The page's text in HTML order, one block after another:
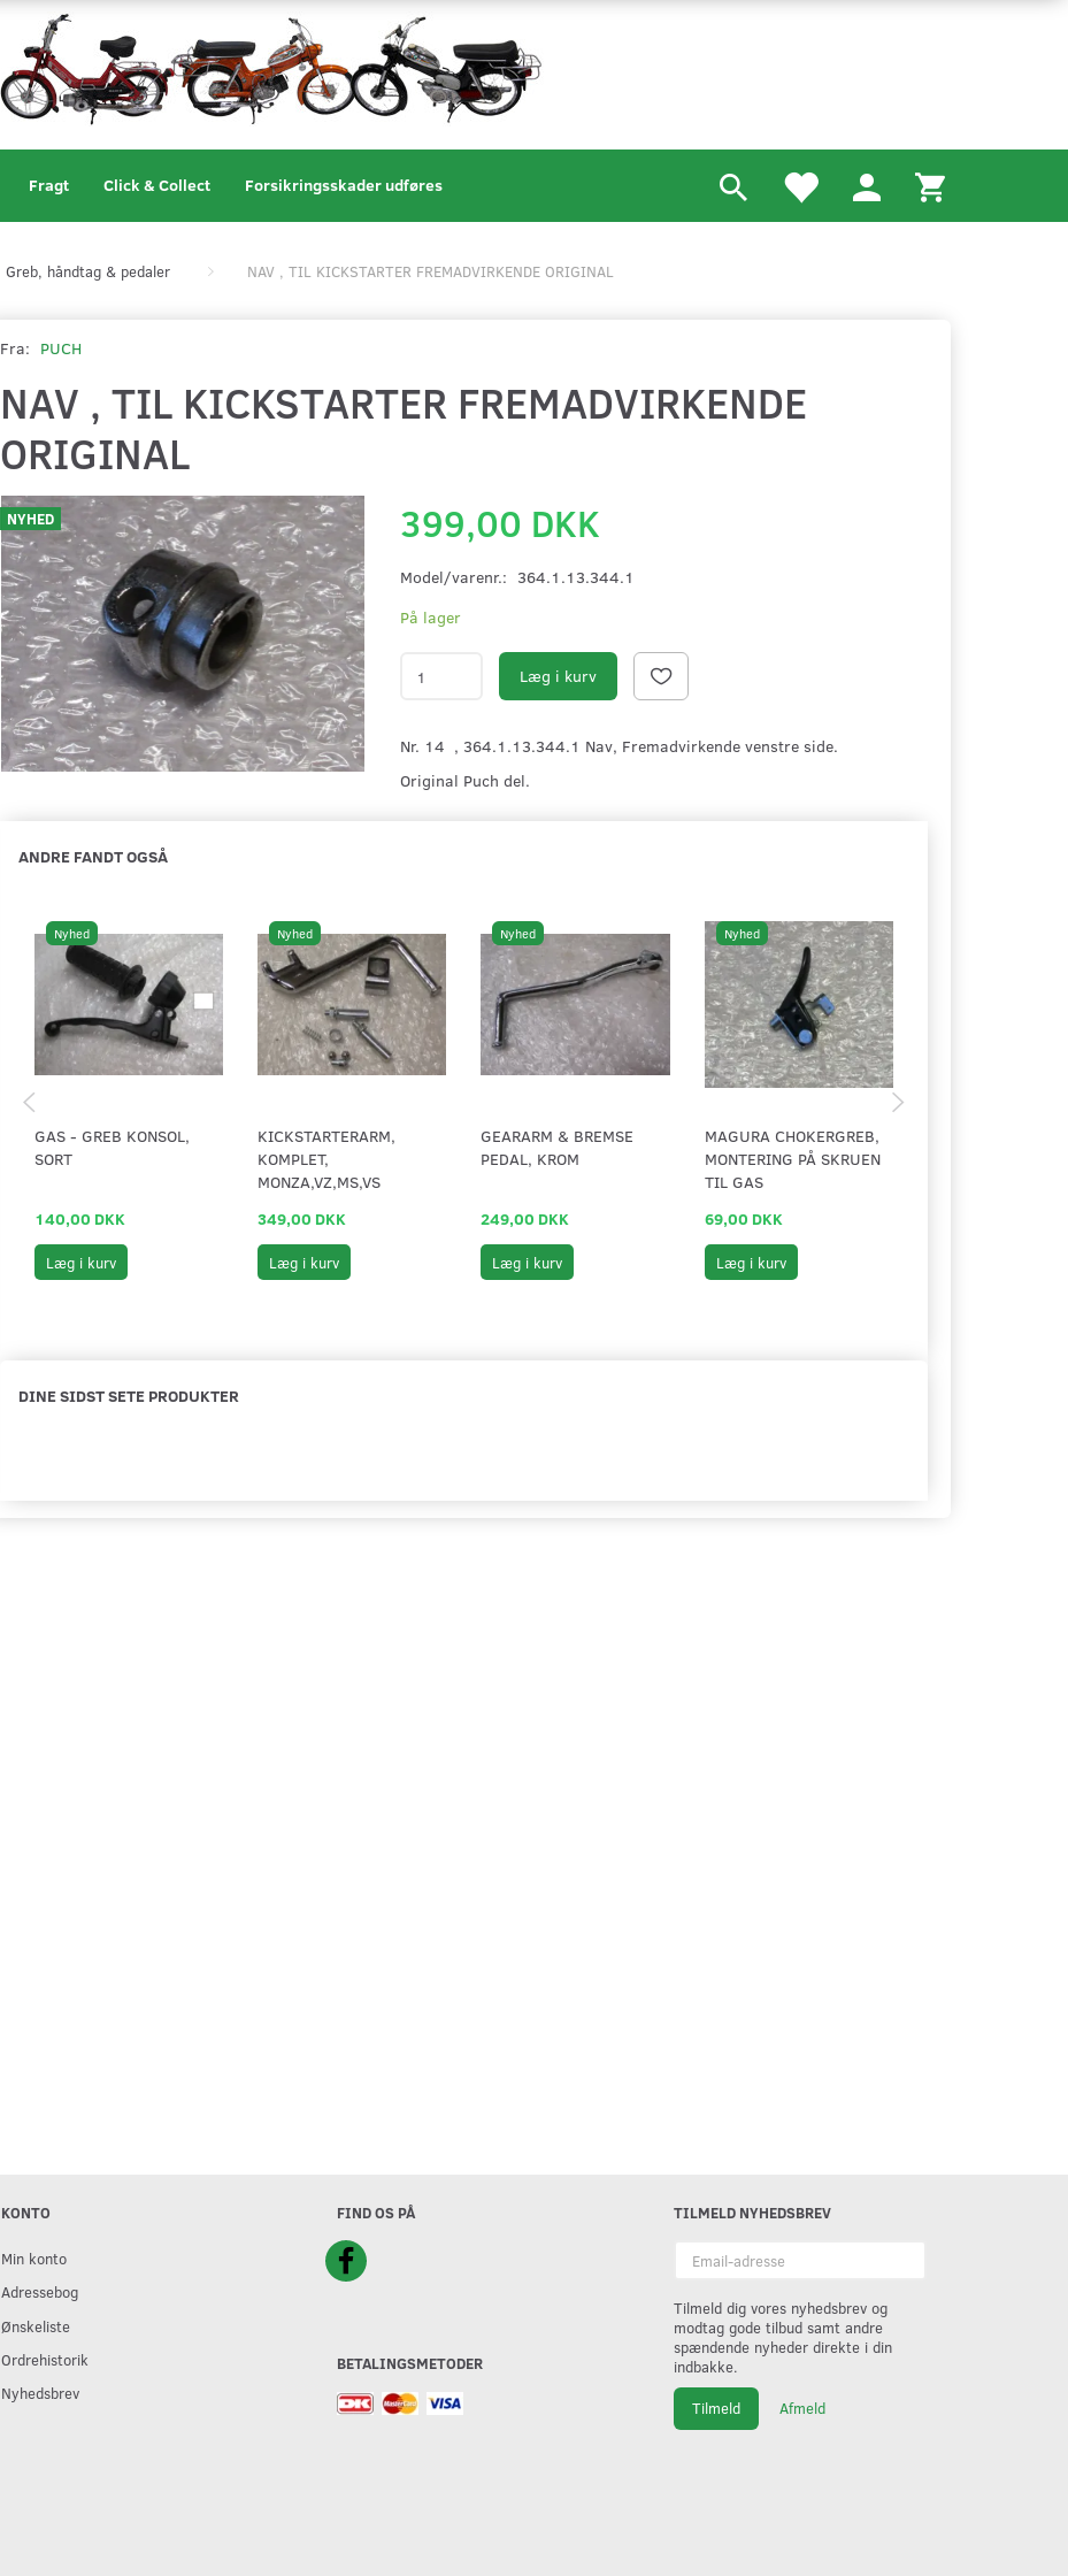
Fragt Click & Collect Forsikringsskader udføres
Greb, håndtag & pedaler NAV , TIL KICKSTARTER FREMADVIRKENDE ORIGINAL
Fra: PUCH
NAV , TIL KICKSTARTER FREMADVIRKENDE
ORIGINAL
NYHED 399,00 DKK
Model/varenr.: 364.1.13.344.1
På lager
Læg i kurv
Nr. 14 , 364.1.13.344.1 Nav, Fremadvirkende venstre side.
Original Puch del.
ANDRE FANDT OGSÅ
Nyhed
GAS - GREB KONSOL,
SORT
140,00 DKK
Læg i kurv
Nyhed
KICKSTARTERARM,
KOMPLET,
MONZA,VZ,MS,VS
349,00 DKK
Læg i kurv
Nyhed
GEARARM & BREMSE
PEDAL, KROM
249,00 DKK
Læg i kurv
Nyhed
MAGURA CHOKERGREB,
MONTERING PÅ SKRUEN
TIL GAS
69,00 DKK
Læg i kurv
DINE SIDST SETE PRODUKTER
KONTO
Min konto
Adressebog
Ønskeliste
Ordrehistorik
Nyhedsbrev
FIND OS PÅ
BETALINGSMETODER
TILMELD NYHEDSBREV
adresse
Tilmeld dig vores nyhedsbrev og
modtag gode tilbud samt andre
spændende nyheder direkte i din
indbakke.
Tilmeld Afmeld